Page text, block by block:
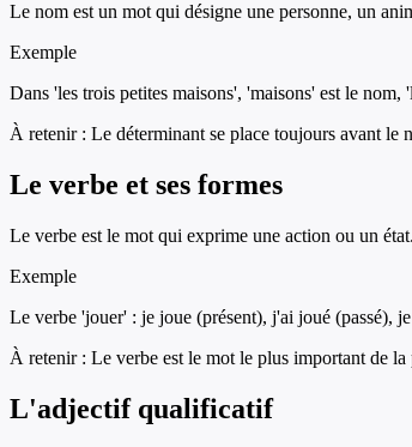
Le nom est un mot qui désigne une personne, un
Exemple
Dans 'les trois petites maisons', 'maisons' est le
À retenir : Le déterminant se place toujours avant le
Le verbe et ses formes
Le verbe est le mot qui exprime une action ou un
Exemple
Le verbe 'jouer' : je joue (présent), j'ai joué (passé),
À retenir : Le verbe est le mot le plus important de la
L'adjectif qualificatif